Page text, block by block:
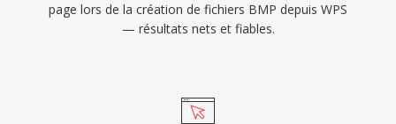
page lors de la création de fichiers BMP depuis WPS
— résultats nets et fiables.